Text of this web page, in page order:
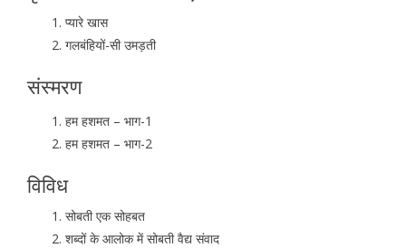
प्यारे खास
गलबंहियों-सी उमड़ती
संस्मरण
हम हशमत – भाग-1
हम हशमत – भाग-2
विविध
सोबती एक सोहबत
शब्दों के आलोक में सोबती वैद्य संवाद